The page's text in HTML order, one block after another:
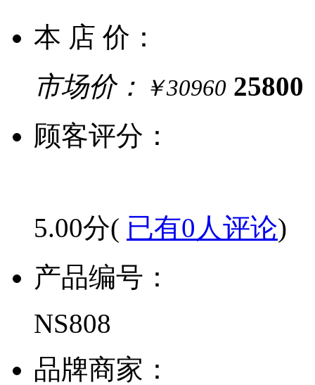
本 店 价：
市场价：
￥30960 25800
顾客评分：
5.00分( 已有0人评论)
产品编号：
NS808
品牌商家：